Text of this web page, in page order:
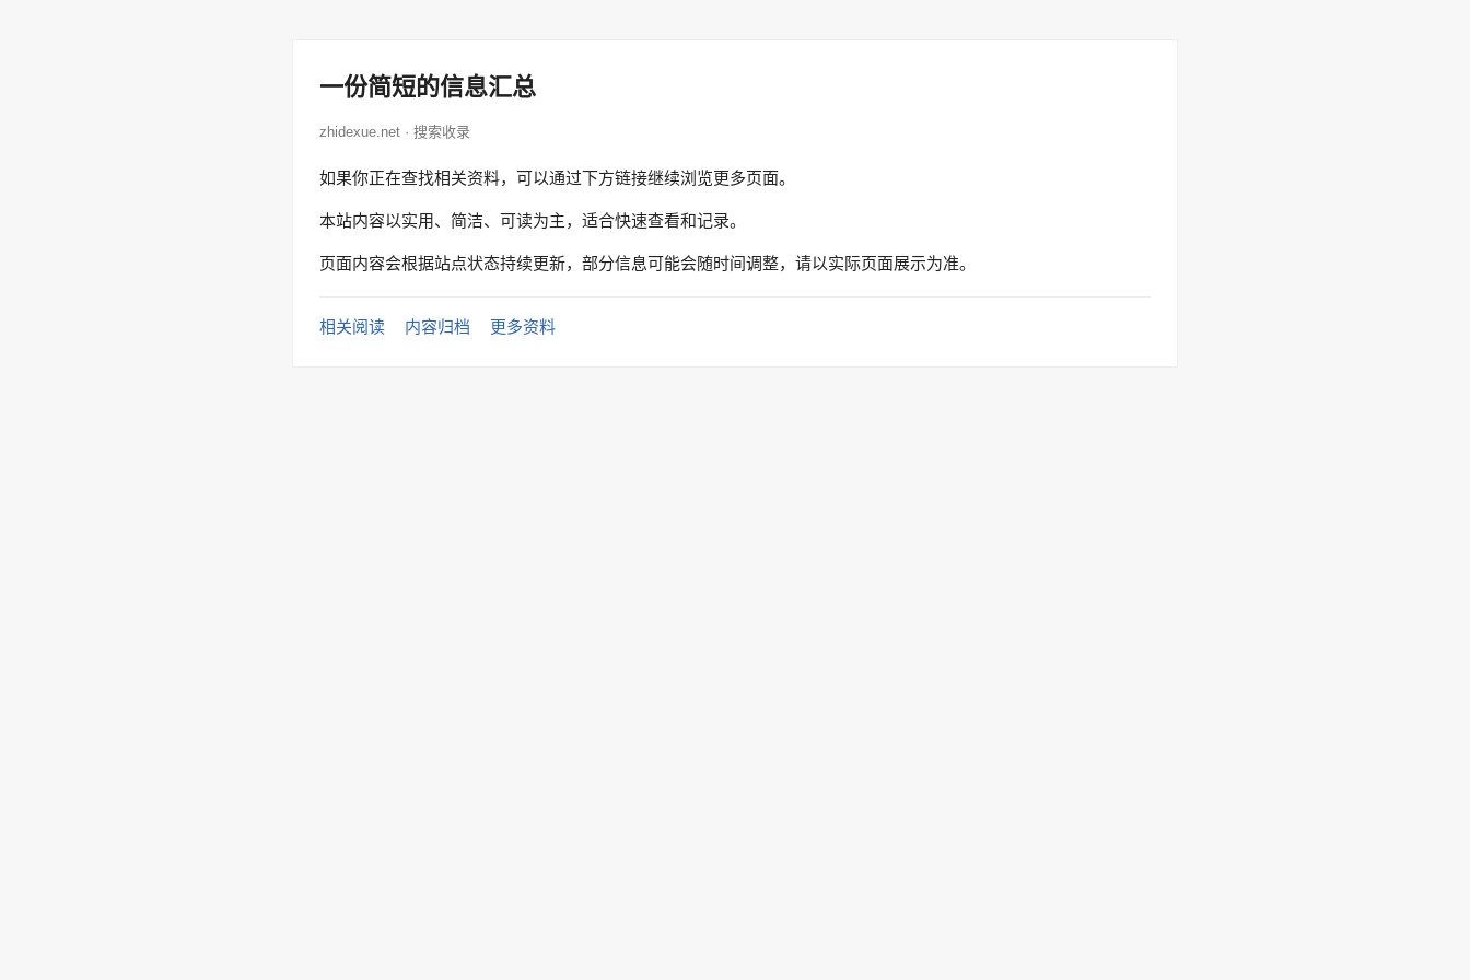
一份简短的信息汇总
zhidexue.net · 搜索收录
如果你正在查找相关资料，可以通过下方链接继续浏览更多页面。
本站内容以实用、简洁、可读为主，适合快速查看和记录。
页面内容会根据站点状态持续更新，部分信息可能会随时间调整，请以实际页面展示为准。
相关阅读 内容归档 更多资料